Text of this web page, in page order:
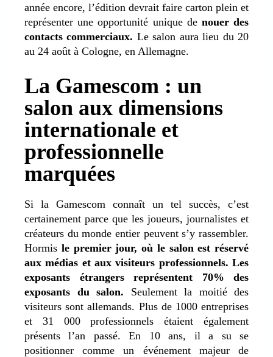
année encore, l’édition devrait faire carton plein et
représenter une opportunité unique denouer des
contacts commerciaux. Le salon aura lieu du 20
au 24 août à Cologne, en Allemagne.
La Gamescom : un
salon aux dimensions
internationale et
professionnelle
marquées
Si la Gamescom connaît un tel succès, c’est
certainement parce que les joueurs, journalistes et
créateurs du monde entier peuvent s’y rassembler.
Hormis le premier jour, où le salon est réservé
aux médias et aux visiteurs professionnels. Les
exposants étrangers représentent 70% des
exposants du salon. Seulement la moitié des
visiteurs sont allemands. Plus de 1000 entreprises
et 31 000 professionnels étaient également
présents l’an passé. En 10 ans, il a su se
positionner comme un événement majeur de